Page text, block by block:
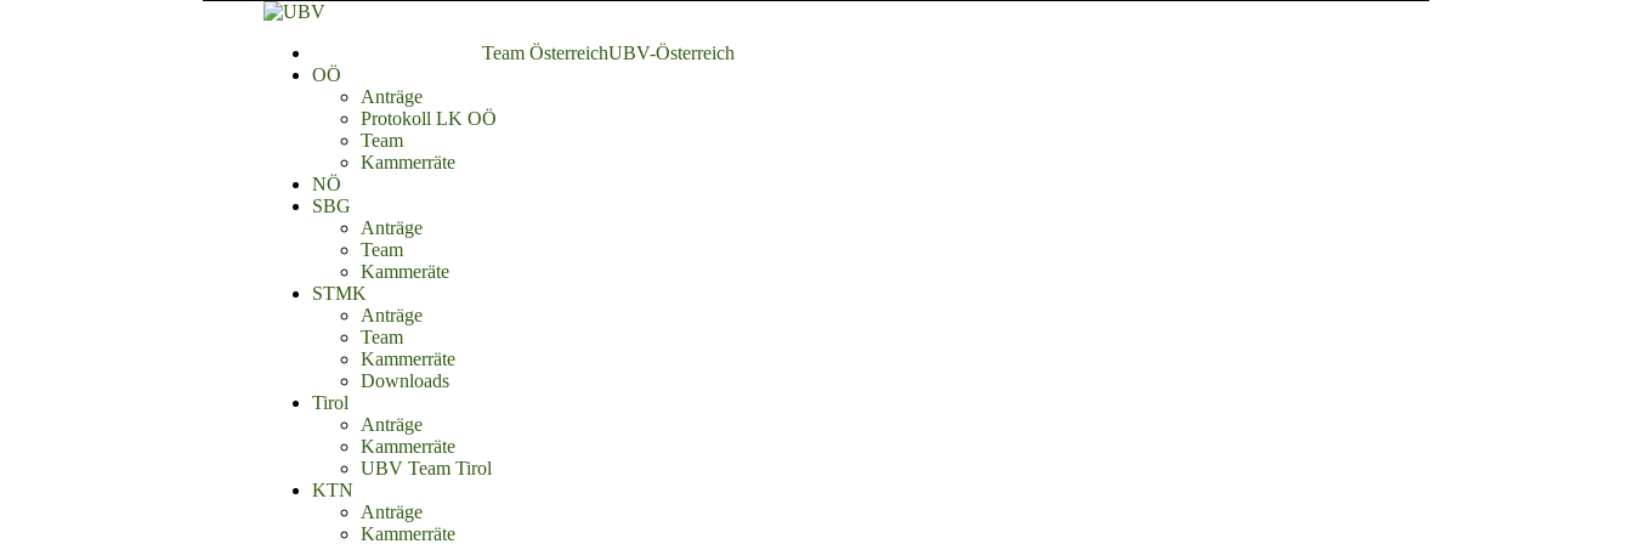
UBV-Österreich
Team Österreich
OÖ
Anträge
Protokoll LK OÖ
Team
Kammerräte
NÖ
SBG
Anträge
Team
Kammeräte
STMK
Anträge
Team
Kammerräte
Downloads
Tirol
Anträge
Kammerräte
UBV Team Tirol
KTN
Anträge
Kammerräte